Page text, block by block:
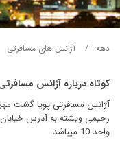
دهه آژانس های مسافرتی
کوتاه درباره آژانس
آژانس مسافرتی پويا گشت
واحد 10 میباشد